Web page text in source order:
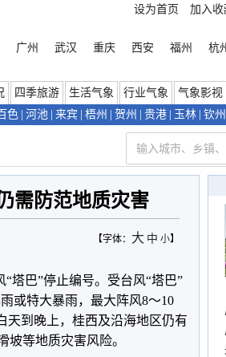
设为首页 加入收
广州 武汉 重庆 西安 福州 杭
四季旅游 生活气象 行业气象 气象影视
色 河池 来宾 梧州 贺州 贵港 玉林 钦州
需防范地质灾害
【字体： 大 中 小】
塔巴”停止编号。受台风“塔巴”
或特大暴雨，最大阵风8～10
天到晚上，桂西及沿海地区仍有
等地质灾害风险。